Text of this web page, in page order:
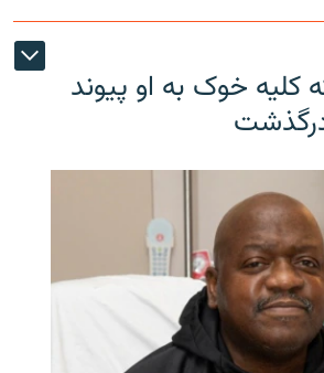
کلیه خوک به او پیوند